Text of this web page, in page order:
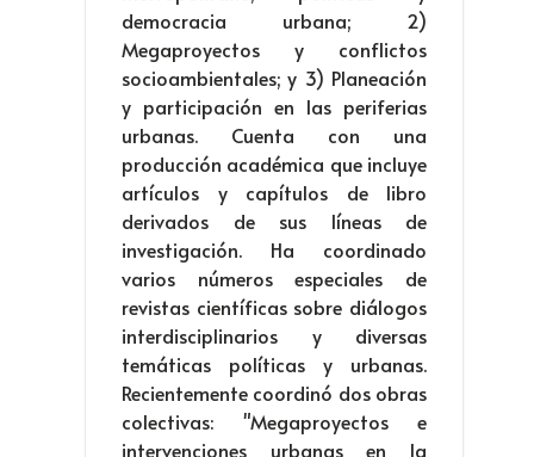
democracia urbana; 2)
Megaproyectos y conflictos
socioambientales; y 3) Planeación
y participación en las periferias
urbanas. Cuenta con una
producción académica que incluye
artículos y capítulos de libro
derivados de sus líneas de
investigación. Ha coordinado
varios números especiales de
revistas científicas sobre diálogos
interdisciplinarios y diversas
temáticas políticas y urbanas.
Recientemente coordinó dos obras
colectivas: "Megaproyectos e
intervenciones urbanas en la